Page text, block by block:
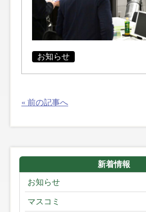
お知らせ
« 前の記事へ
新着情報
お知らせ
マスコミ